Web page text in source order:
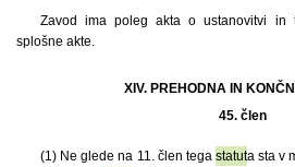
Zavod ima poleg akta o ustanovitvi in
splošne akte.
XIV. PREHODNA IN
45. člen
(1) Ne glede na 11. člen tega statuta sta v